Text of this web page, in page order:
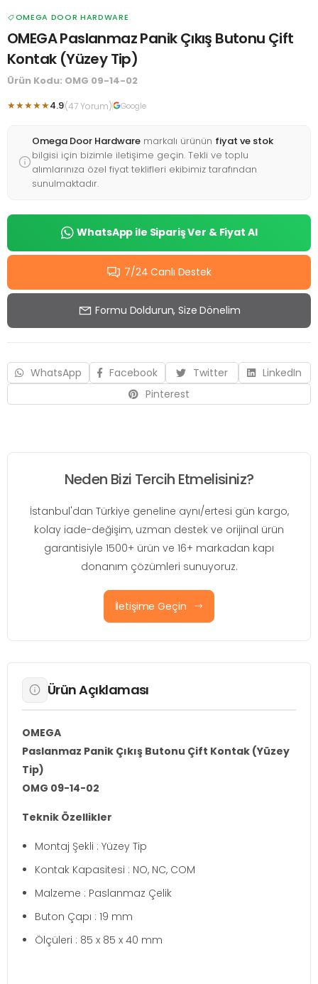
OMEGA DOOR HARDWARE
OMEGA Paslanmaz Panik Çıkış Butonu Çift
Kontak (Yüzey Tip)
Ürün Kodu: OMG 09-14-02
★★★★★4.9(47 Yorum) Google
Omega Door Hardware markalı ürünün fiyat ve stok
bilgisi için bizimle iletişime geçin. Tekli ve toplu
alımlarınıza özel fiyat teklifleri ekibimiz tarafından
sunulmaktadır.
WhatsApp ile Sipariş Ver & Fiyat Al
7/24 Canlı Destek
Formu Doldurun, Size Dönelim
WhatsApp Facebook Twitter
LinkedIn
Pinterest
Neden Bizi Tercih Etmelisiniz?
İstanbul'dan Türkiye geneline aynı/ertesi gün kargo,
kolay iade-değişim, uzman destek ve orijinal ürün
garantisiyle 1500+ ürün ve 16+ markadan kapı
donanım çözümleri sunuyoruz.
İletişime Geçin
Ürün Açıklaması
OMEGA
Paslanmaz Panik Çıkış Butonu Çift Kontak (Yüzey
Tip)
OMG 09-14-02
Teknik Özellikler
Montaj Şekli : Yüzey Tip
Kontak Kapasitesi : NO, NC, COM
Malzeme : Paslanmaz Çelik
Buton Çapı : 19 mm
Ölçüleri : 85 x 85 x 40 mm